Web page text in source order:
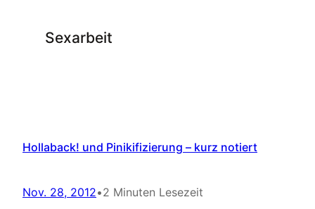
Sexarbeit
Hollaback! und Pinikifizierung – kurz notiert
Nov. 28, 2012•2 Minuten Lesezeit